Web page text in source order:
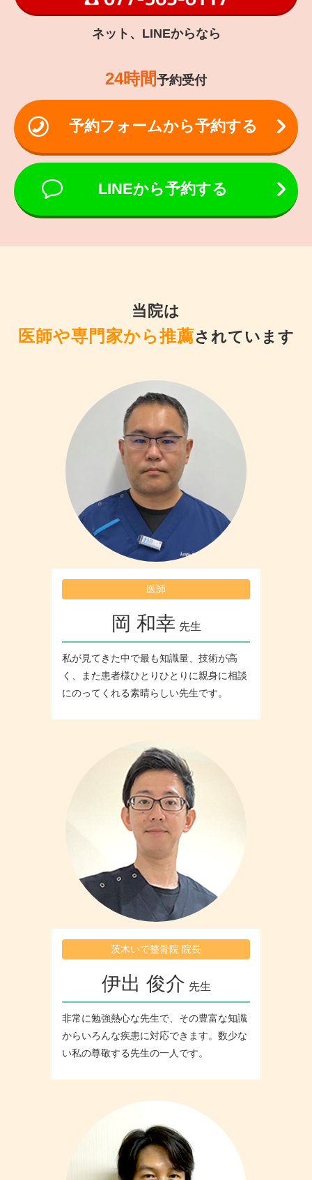
ネット、LINEからなら
24時間予約受付
予約フォームから予約する
LINEから予約する
当院は
医師や専門家から推薦されています
医師
岡 和幸 先生
私が見てきた中で最も知識量、技術が高
く、また患者様ひとりひとりに親身に相談
にのってくれる素晴らしい先生です。
茨木いで整骨院 院長
伊出 俊介 先生
非常に勉強熱心な先生で、その豊富な知識
からいろんな疾患に対応できます。数少な
い私の尊敬する先生の一人です。